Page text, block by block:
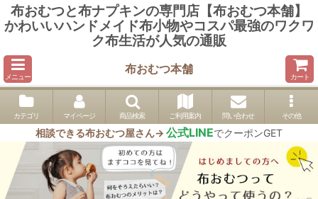
布おむつと布ナプキンの専門店【布おむつ本舗】
かわいいハンドメイド布小物やコスパ最強のワクワ
ク布生活が人気の通販
メニュー
布おむつ本舗
カート
カテゴリ マイページ 商品検索 ご利用案内 問い合わせ その他
相談できる布おむつ屋さん→ 公式LINEでクーポンGET